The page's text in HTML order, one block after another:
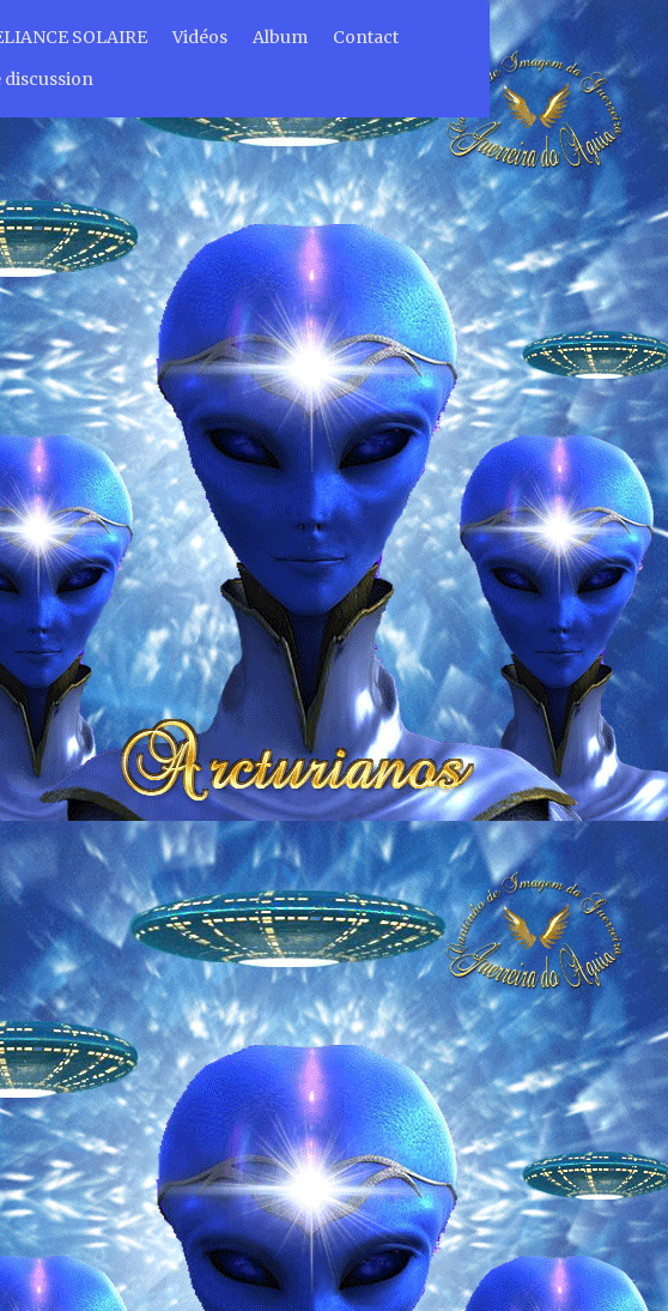
SOLAIRE Vidéos Album
Contact
discussion